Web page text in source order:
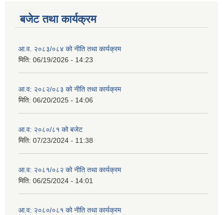
बजेट तथा कार्यक्रम
आ.व. २०८३/०८४ को नीति तथा कार्यक्रम
मिति: 06/19/2026 - 14:23
आ.व: २०८२/०८३ को नीति तथा कार्यक्रम
मिति: 06/20/2025 - 14:06
आ.व: २०८०/८१ को बजेट
मिति: 07/23/2024 - 11:38
आ.व: २०८१/०८२ को नीति तथा कार्यक्रम
मिति: 06/25/2024 - 14:01
आ.व: २०८०/०८१ को नीति तथा कार्यक्रम